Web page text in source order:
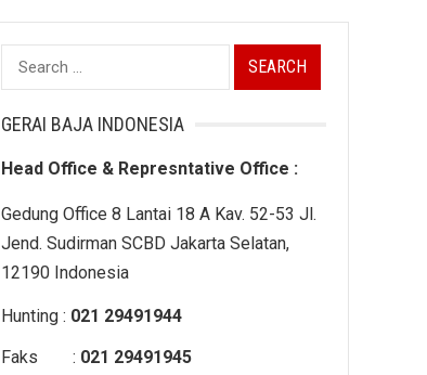
e
a
c
h
o
:
GERAI BAJA INDONESIA
Head Office & Represntative Office :
Gedung Office 8 Lantai 18 A Kav. 52-53 Jl.
Jend. Sudirman SCBD Jakarta Selatan,
12190 Indonesia
Hunting : 021 29491944
Faks : 021 29491945